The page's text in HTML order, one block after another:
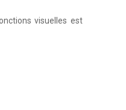
visuelles est